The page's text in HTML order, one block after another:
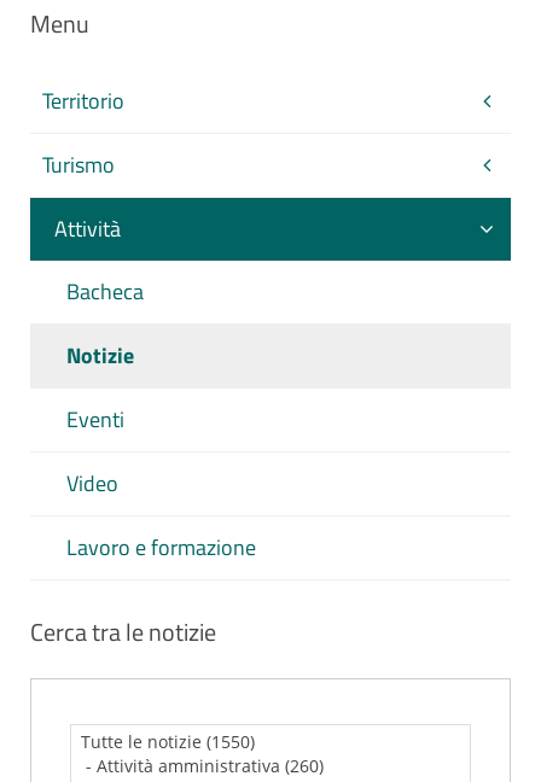
Menu
Territorio
Turismo
Attività
Bacheca
Notizie
Eventi
Video
Lavoro e formazione
Cerca tra le notizie